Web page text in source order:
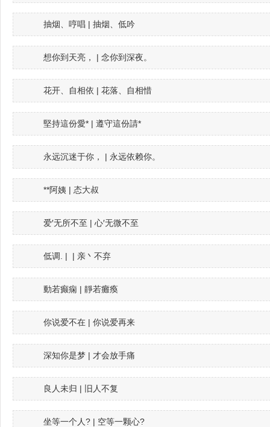
抽烟、哼唱 | 抽烟、低吟
想你到天亮， | 念你到深夜。
花开、自相依 | 花落、自相惜
堅持這份愛* | 遵守這份請*
永远沉迷于你， | 永远依赖你。
**阿姨 | 态大叔
爱′无所不至 | 心′无微不至
低调. | | 亲丶不弃
動若癫痫 | 靜若癱瘓
你说爱不在 | 你说爱再来
深知你是梦 | 才会放手痛
良人未归 | 旧人不复
坐等一个人? | 空等一颗心?